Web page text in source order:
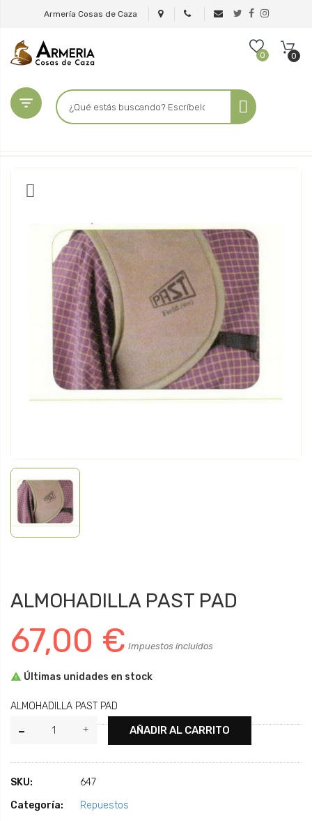
Armería Cosas de Caza
0 0

ALMOHADILLA PAST PAD
67,00 € Impuestos incluidos
 Últimas unidades en stock
ALMOHADILLA PAST PAD
AÑADIR AL CARRITO
SKU:
647
Categoría:
Repuestos